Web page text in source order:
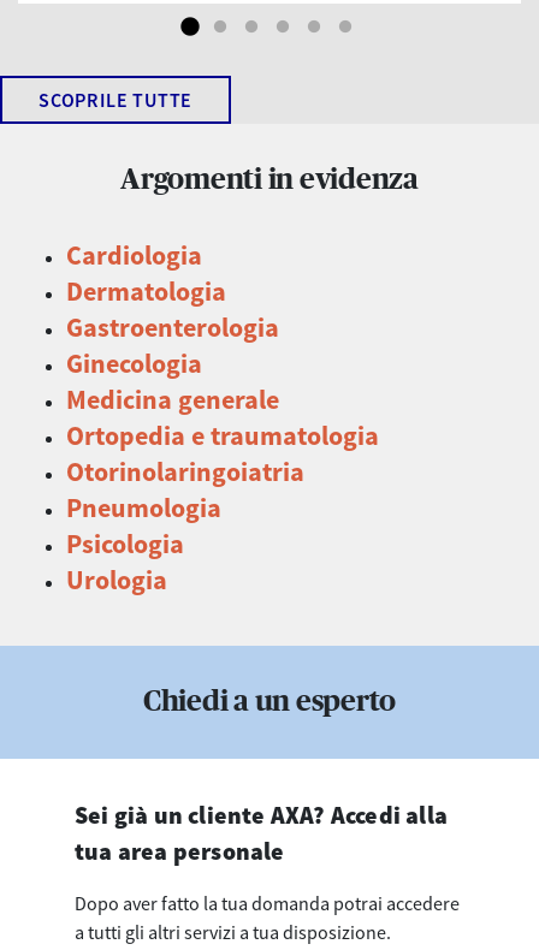
SCOPRILE TUTTE
Argomenti in evidenza
Cardiologia
Dermatologia
Gastroenterologia
Ginecologia
Medicina generale
Ortopedia e traumatologia
Otorinolaringoiatria
Pneumologia
Psicologia
Urologia
Chiedi a un esperto
Sei già un cliente AXA? Accedi alla
tua area personale
Dopo aver fatto la tua domanda potrai accedere
a tutti gli altri servizi a tua disposizione.